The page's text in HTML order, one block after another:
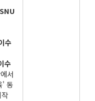
수
수
서
' 동